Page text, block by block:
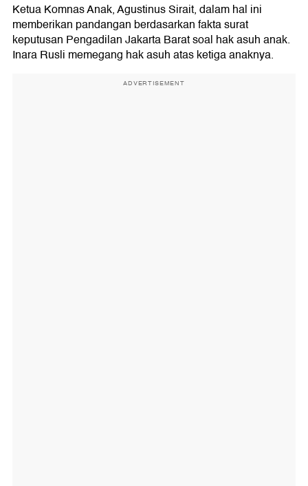
Ketua Komnas Anak, Agustinus Sirait, dalam hal ini
memberikan pandangan berdasarkan fakta surat
keputusan Pengadilan Jakarta Barat soal hak asuh anak.
Inara Rusli memegang hak asuh atas ketiga anaknya.
ADVERTISEMENT